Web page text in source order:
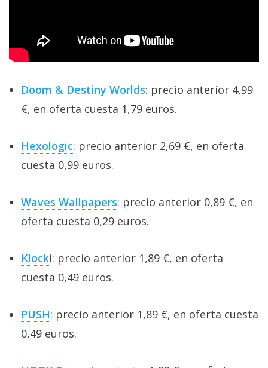
Doom & Destiny Worlds: precio anterior 4,99
€, en oferta cuesta 1,79 euros.
Hexologic: precio anterior 2,69 €, en oferta
cuesta 0,99 euros.
Waves Wallpapers: precio anterior 0,89 €, en
oferta cuesta 0,29 euros.
Klocki: precio anterior 1,89 €, en oferta
cuesta 0,49 euros.
PUSH: precio anterior 1,89 €, en oferta cuesta
0,49 euros.